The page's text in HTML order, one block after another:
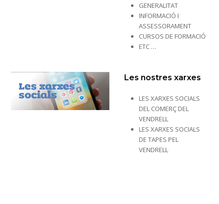
GENERALITAT
INFORMACIÓ I
ASSESSORAMENT
CURSOS DE FORMACIÓ
ETC …
Les nostres xarxes
LES XARXES SOCIALS
DEL COMERÇ DEL
VENDRELL
LES XARXES SOCIALS
DE TAPES PEL
VENDRELL